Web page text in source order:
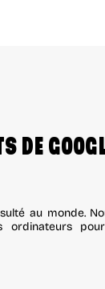
DE
au monde.
ordinateurs